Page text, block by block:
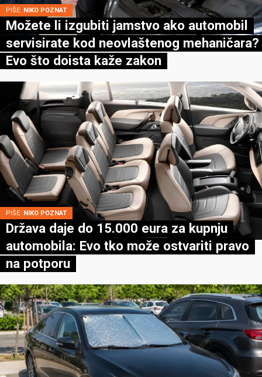
PIŠE: NIKO POZNAT
Možete li izgubiti jamstvo ako automobil
servisirate kod neovlaštenog mehaničara?
Evo što doista kaže zakon
PIŠE: NIKO POZNAT
Država daje do 15.000 eura za kupnju
automobila: Evo tko može ostvariti pravo
na potporu